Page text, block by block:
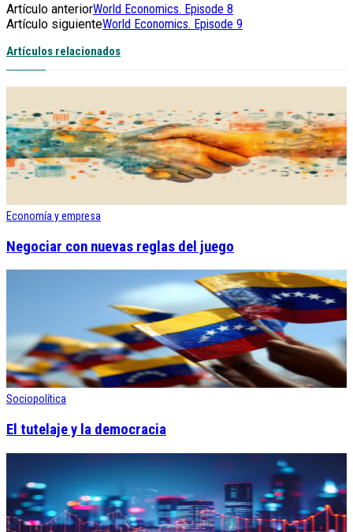
Artículo anteriorWorld Economics. Episode 8
Artículo siguienteWorld Economics. Episode 9
Artículos relacionados
Economía y empresa
Negociar con nuevas reglas del juego
Sociopolítica
El tutelaje y la democracia